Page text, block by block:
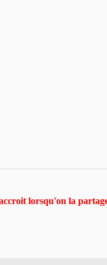
lorsqu'on la